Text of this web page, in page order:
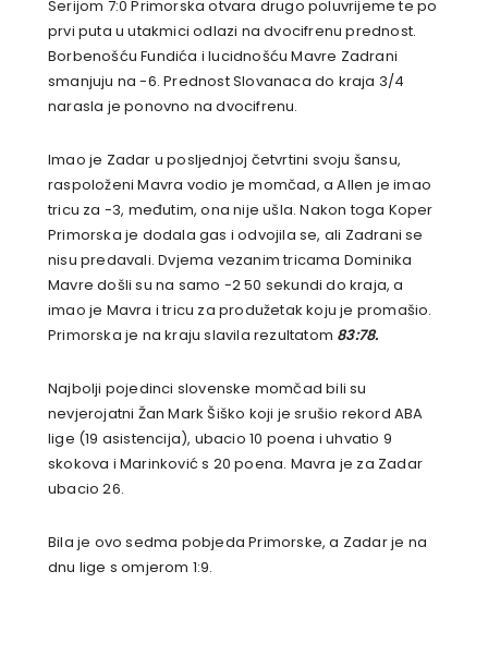
Serijom 7:0 Primorska otvara drugo poluvrijeme te po
prvi puta u utakmici odlazi na dvocifrenu prednost.
Borbenošću Fundića i lucidnošću Mavre Zadrani
smanjuju na -6. Prednost Slovanaca do kraja 3/4
narasla je ponovno na dvocifrenu.
Imao je Zadar u posljednjoj četvrtini svoju šansu,
raspoloženi Mavra vodio je momčad, a Allen je imao
tricu za -3, međutim, ona nije ušla. Nakon toga Koper
Primorska je dodala gas i odvojila se, ali Zadrani se
nisu predavali. Dvjema vezanim tricama Dominika
Mavre došli su na samo -2 50 sekundi do kraja, a
imao je Mavra i tricu za produžetak koju je promašio.
Primorska je na kraju slavila rezultatom 83:78.
Najbolji pojedinci slovenske momčad bili su
nevjerojatni Žan Mark Šiško koji je srušio rekord ABA
lige (19 asistencija), ubacio 10 poena i uhvatio 9
skokova i Marinković s 20 poena. Mavra je za Zadar
ubacio 26.
Bila je ovo sedma pobjeda Primorske, a Zadar je na
dnu lige s omjerom 1:9.